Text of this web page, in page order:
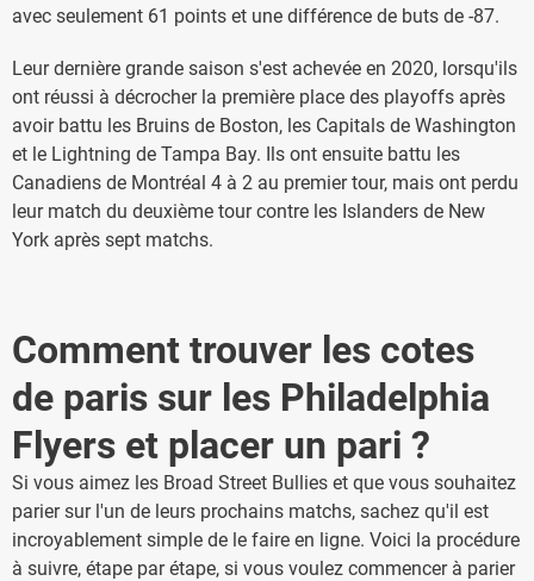
avec seulement 61 points et une différence de buts de -87.
Leur dernière grande saison s'est achevée en 2020, lorsqu'ils
ont réussi à décrocher la première place des playoffs après
avoir battu les Bruins de Boston, les Capitals de Washington
et le Lightning de Tampa Bay. Ils ont ensuite battu les
Canadiens de Montréal 4 à 2 au premier tour, mais ont perdu
leur match du deuxième tour contre les Islanders de New
York après sept matchs.
Comment trouver les cotes
de paris sur les Philadelphia
Flyers et placer un pari ?
Si vous aimez les Broad Street Bullies et que vous souhaitez
parier sur l'un de leurs prochains matchs, sachez qu'il est
incroyablement simple de le faire en ligne. Voici la procédure
à suivre, étape par étape, si vous voulez commencer à parier